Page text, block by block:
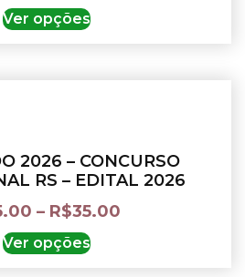
Ver opções
2026 – CONCURSO
RS – EDITAL 2026
– R$35.00
Ver opções